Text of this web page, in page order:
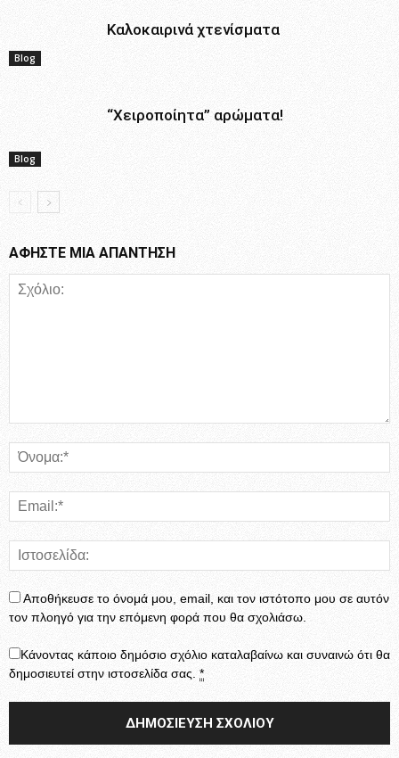
Blog
Καλοκαιρινά χτενίσματα
Blog
“Χειροποίητα” αρώματα!
ΑΦΗΣΤΕ ΜΙΑ ΑΠΑΝΤΗΣΗ
Αποθήκευσε το όνομά μου, email, και τον ιστότοπο μου σε αυτόν
τον πλοηγό για την επόμενη φορά που θα σχολιάσω.
Κάνοντας κάποιο δημόσιο σχόλιο καταλαβαίνω και συναινώ ότι θα
δημοσιευτεί στην ιστοσελίδα σας. *